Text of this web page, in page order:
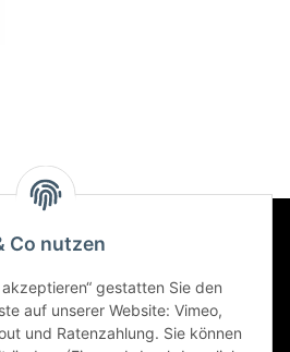
Co nutzen
gestatten Sie den
auf unserer Website: Vimeo,
und Ratenzahlung. Sie können